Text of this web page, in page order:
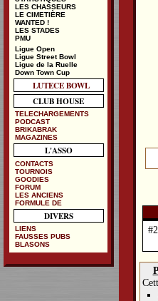
#2
LES CHASSEURS
LE CIMETIÈRE
WANTED !
LES STADES
PMU
Ligue Open
Ligue Street Bowl
Ligue de la Ruelle
Down Town Cup
LUTECE BOWL
CLUB HOUSE
TELECHARGEMENTS
PODCAST
BRIKABRAK
MAGAZINES
L'ASSO
CONTACTS
TOURNOIS
GOODIES
FORUM
LES ANCIENS
FORMULE DE
DIVERS
LIENS
FAUSSES PUBS
BLASONS